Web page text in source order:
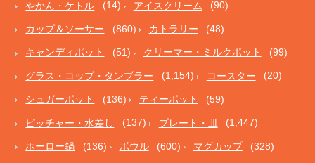
やかん・ケトル (14) アイスクリーム (90)
カップ＆ソーサー (860) カトラリー (48)
キャンディポット (51) クリーマー・ミルクポット (99)
グラス・コップ・タンブラー (1,154) コースター (20)
シュガーポット (136) ティーポット (59)
ピッチャー・水差し (137) プレート・皿 (1,447)
ホーロー鍋 (136) ボウル (600) マグカップ (328)